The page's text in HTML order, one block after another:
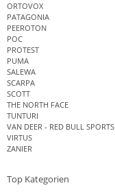
ORTOVOX
PATAGONIA
PEEROTON
POC
PROTEST
PUMA
SALEWA
SCARPA
SCOTT
THE NORTH FACE
TUNTURI
VAN DEER - RED BULL SPORTS
VIRTUS
ZANIER
Top Kategorien